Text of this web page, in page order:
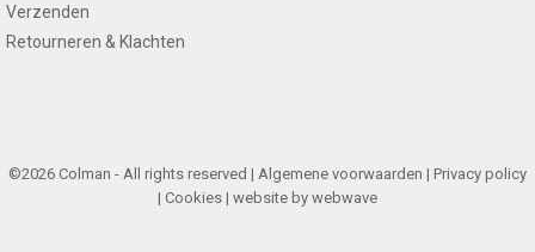
Verzenden
Retourneren & Klachten
©2026 Colman - All rights reserved | Algemene voorwaarden | Privacy policy
| Cookies | website by webwave